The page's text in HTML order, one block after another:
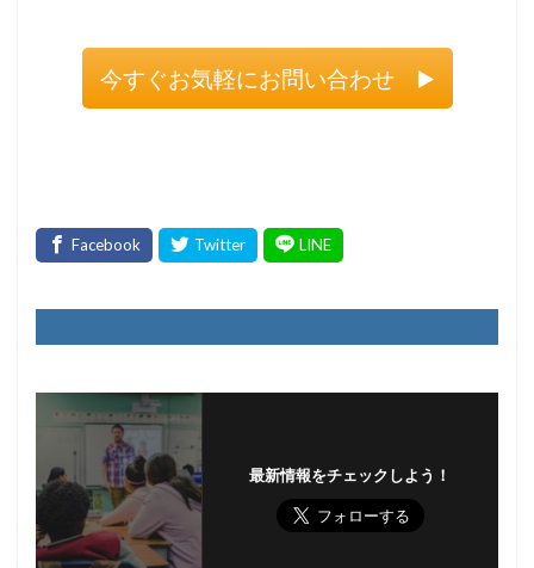
今すぐお気軽にお問い合わせ ▶️
最新情報をチェックしよう！